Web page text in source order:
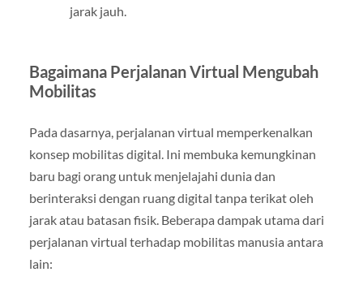
jarak jauh.
Bagaimana Perjalanan Virtual Mengubah
Mobilitas
Pada dasarnya, perjalanan virtual memperkenalkan
konsep mobilitas digital. Ini membuka kemungkinan
baru bagi orang untuk menjelajahi dunia dan
berinteraksi dengan ruang digital tanpa terikat oleh
jarak atau batasan fisik. Beberapa dampak utama dari
perjalanan virtual terhadap mobilitas manusia antara
lain: